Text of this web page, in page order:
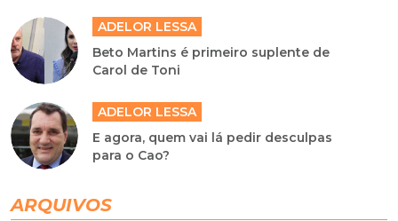
ADELOR LESSA
Beto Martins é primeiro suplente de
Carol de Toni
ADELOR LESSA
E agora, quem vai lá pedir desculpas
para o Cao?
ARQUIVOS